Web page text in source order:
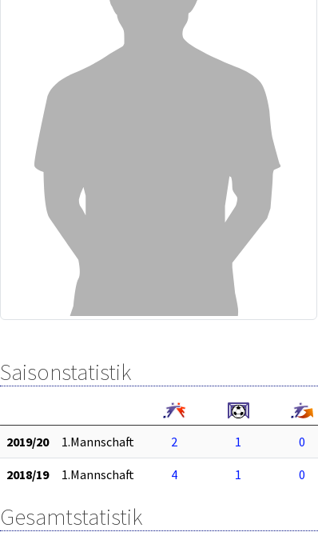
Saisonstatistik
2019/20 1.Mannschaft 2 1 0
2018/19 1.Mannschaft 4 1 0
Gesamtstatistik